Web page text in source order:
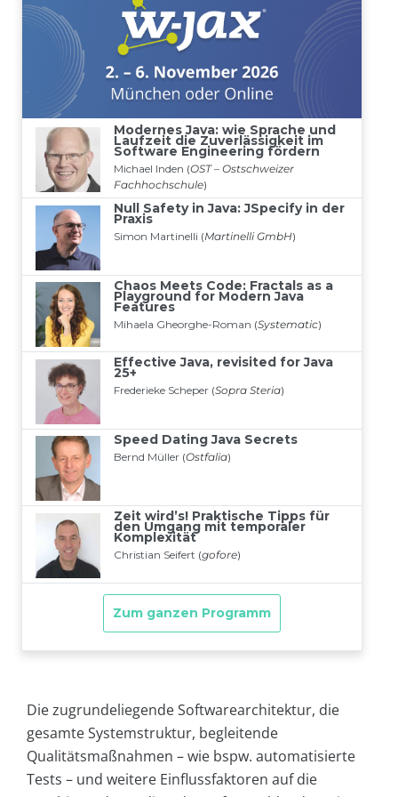
Die zugrundeliegende Softwarearchitektur, die
gesamte Systemstruktur, begleitende
Qualitätsmaßnahmen – wie bspw. automatisierte
Tests – und weitere Einflussfaktoren auf die